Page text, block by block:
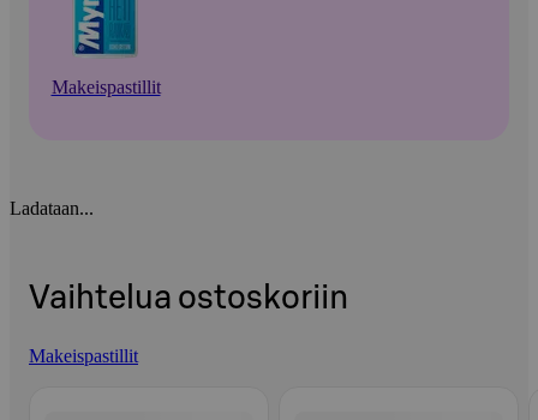
Makeispastillit
Ladataan...
Vaihtelua ostoskoriin
Makeispastillit